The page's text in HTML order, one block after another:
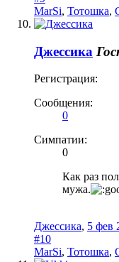
MarSi, Тотошка,
Джессика
Регистрация:
Сообщения:
0
Симпатии:
0
Как раз
мужа.
Джессика, 5 фев
#10
MarSi, Тотошка,